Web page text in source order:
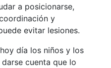
a posicionarse,
y
evitar lesiones.
día los niños y los
cuenta que lo